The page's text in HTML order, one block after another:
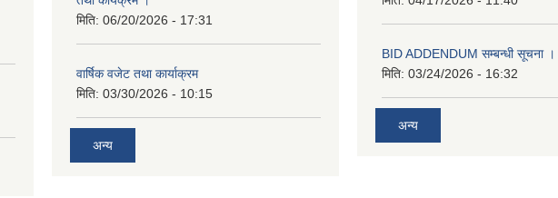
मिति: 06/20/2026 - 17:31
वार्षिक वजेट तथा कार्याक्रम
मिति: 03/30/2026 - 10:15
अन्य
BID ADDENDUM सम्बन्धी सूचना ।
मिति: 03/24/2026 - 16:32
अन्य